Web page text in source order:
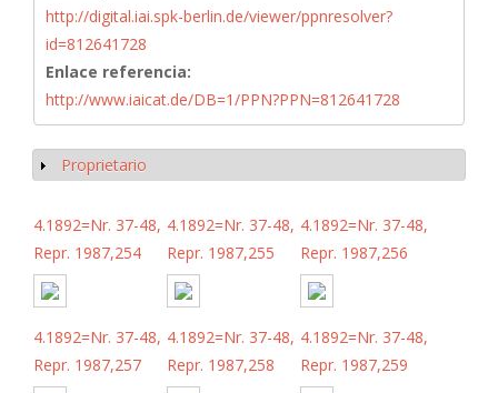
http://digital.iai.spk-berlin.de/viewer/ppnresolver?
id=812641728
Enlace referencia:
http://www.iaicat.de/DB=1/PPN?PPN=812641728
Mostrar
Proprietario
4.1892=Nr. 37-48,
Repr. 1987,254
4.1892=Nr. 37-48,
Repr. 1987,255
4.1892=Nr. 37-48,
Repr. 1987,256
4.1892=Nr. 37-48,
Repr. 1987,257
4.1892=Nr. 37-48,
Repr. 1987,258
4.1892=Nr. 37-48,
Repr. 1987,259